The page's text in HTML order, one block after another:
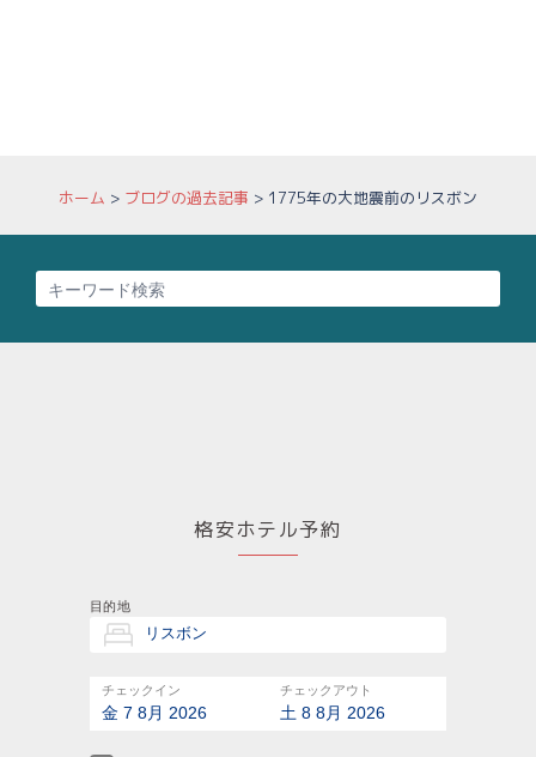
ホーム > ブログの過去記事 > 1775年の大地震前のリスボン
格安ホテル予約
目的地
チェックイン
金 7 8月 2026
チェックアウト
土 8 8月 2026